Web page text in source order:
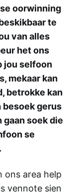
oorwinning
te
van alles
het ons
jou selfoon
mekaar kan
betrokke kan
besoek gerus
gaan soek die
se
ons area help
vennote sien